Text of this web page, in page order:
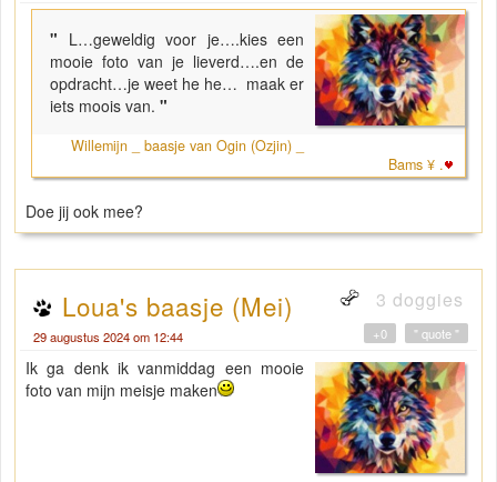
" L…geweldig voor je….kies een
mooie foto van je lieverd….en de
opdracht…je weet he he… maak er
iets moois van. "
Willemijn _ baasje van Ogin (Ozjin) _
Bams ¥ .
Doe jij ook mee?
Loua's baasje (Mei) 3 doggies
29 augustus 2024 om 12:44 " quote "
+0
Ik ga denk ik vanmiddag een mooie
foto van mijn meisje maken